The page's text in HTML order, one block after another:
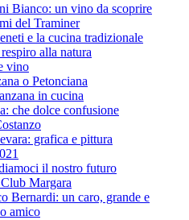
Bianco: un vino da scoprire
del Traminer
e la cucina tradizionale
alla natura
vino
o Petonciana
in cucina
che dolce confusione
grafica e pittura
il nostro futuro
Margara
Bernardi: un caro, grande e
amico